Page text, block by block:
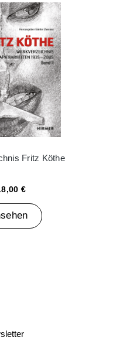
Fritz Köthe
€